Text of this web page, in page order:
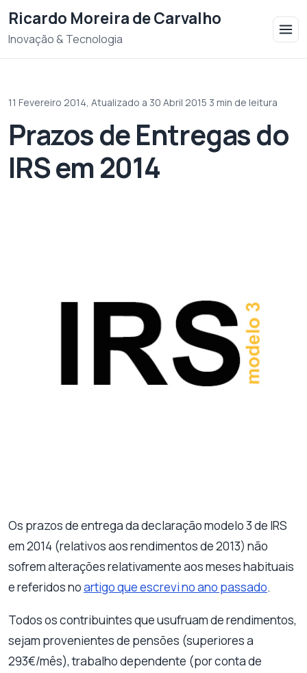
Ricardo Moreira de Carvalho
Inovação & Tecnologia
11 Fevereiro 2014, Atualizado a 30 Abril 2015 3 min de leitura
Prazos de Entregas do
IRS em 2014
Os prazos de entrega da declaração modelo 3 de IRS
em 2014 (relativos aos rendimentos de 2013) não
sofrem alterações relativamente aos meses habituais
e referidos noartigo que escrevi no ano passado.
Todos os contribuintes que usufruam de rendimentos,
sejam provenientes de pensões (superiores a
293€/mês), trabalho dependente (por conta de